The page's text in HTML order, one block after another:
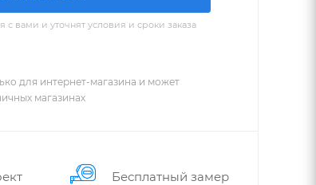
вами и уточнят условия и сроки заказа
для интернет-магазина и может
магазинах
Бес­плат­ный замер